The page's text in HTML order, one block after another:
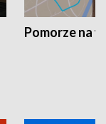
Pomorze na